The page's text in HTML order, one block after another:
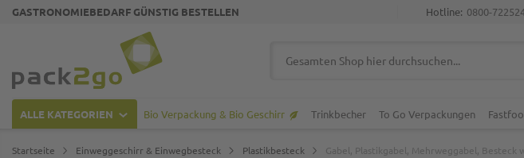
GASTRONOMIEBEDARF GÜNSTIG BESTELLEN Hotline: 0800-
ALLE KATEGORIEN Bio Verpackung & Bio Geschirr Trinkbecher To Go Verpackungen
Startseite Einweggeschirr & Einwegbesteck Plastikbesteck Gabel, Plastikgabel, Mehrweggabel, Besteck